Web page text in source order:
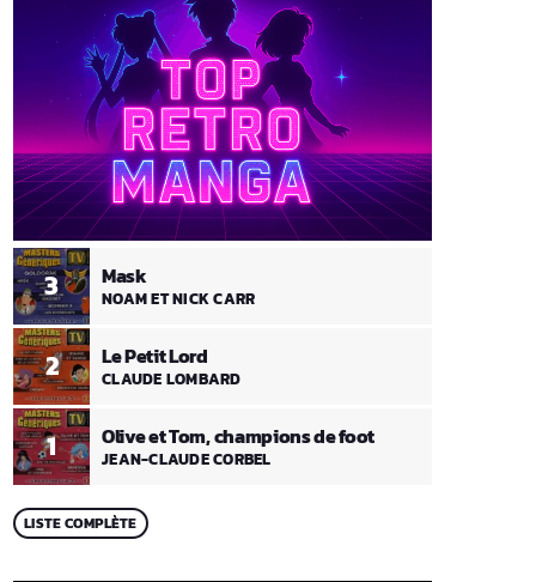
1 Olive et Tom, champions de foot
JEAN-CLAUDE CORBEL
2 Le Petit Lord
CLAUDE LOMBARD
3 Mask
NOAM ET NICK CARR
LISTE COMPLÈTE